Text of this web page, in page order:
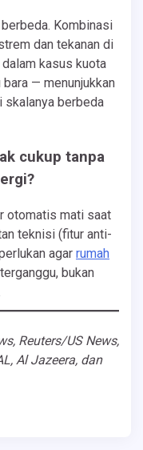
Kombinasi
dan tekanan di
kasus kuota
— menunjukkan
skalanya berbeda
cukup tanpa
otomatis mati saat
teknisi (fitur anti-
agar rumah
bukan
Reuters/US News,
Al Jazeera, dan